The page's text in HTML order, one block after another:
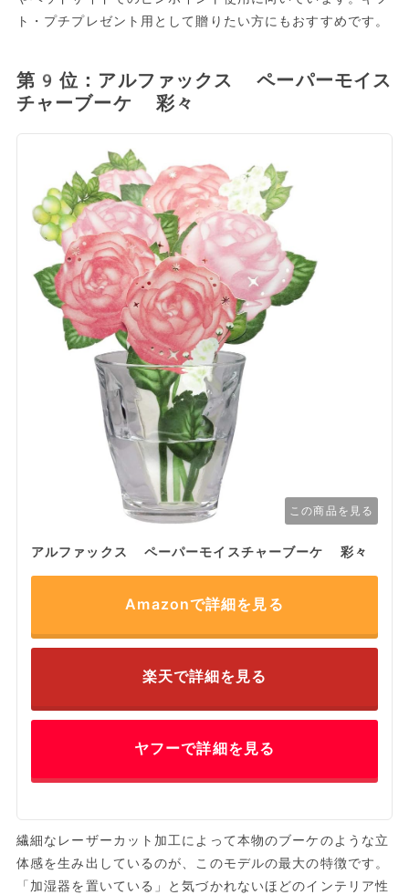
ト・プチプレゼント用として贈りたい方にもおすすめです。
第9位：アルファックス ペーパーモイス
チャーブーケ 彩々
この商品を見る
アルファックス ペーパーモイスチャーブーケ 彩々
Amazonで詳細を見る
楽天で詳細を見る
ヤフーで詳細を見る
繊細なレーザーカット加工によって本物のブーケのような立
体感を生み出しているのが、このモデルの最大の特徴です。
「加湿器を置いている」と気づかれないほどのインテリア性